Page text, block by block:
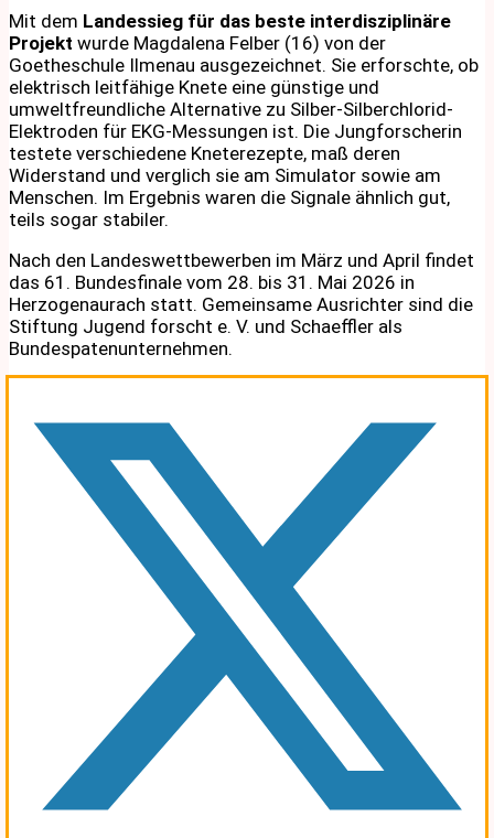
Mit dem Landessieg für das beste interdisziplinäre
Projekt wurde Magdalena Felber (16) von der
Goetheschule Ilmenau ausgezeichnet. Sie erforschte, ob
elektrisch leitfähige Knete eine günstige und
umweltfreundliche Alternative zu Silber-Silberchlorid-
Elektroden für EKG-Messungen ist. Die Jungforscherin
testete verschiedene Kneterezepte, maß deren
Widerstand und verglich sie am Simulator sowie am
Menschen. Im Ergebnis waren die Signale ähnlich gut,
teils sogar stabiler.
Nach den Landeswettbewerben im März und April findet
das 61. Bundesfinale vom 28. bis 31. Mai 2026 in
Herzogenaurach statt. Gemeinsame Ausrichter sind die
Stiftung Jugend forscht e. V. und Schaeffler als
Bundespatenunternehmen.